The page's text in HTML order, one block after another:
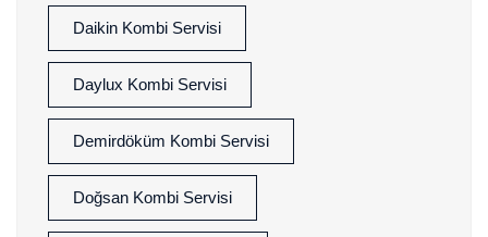
Daikin Kombi Servisi
Daylux Kombi Servisi
Demirdöküm Kombi Servisi
Doğsan Kombi Servisi